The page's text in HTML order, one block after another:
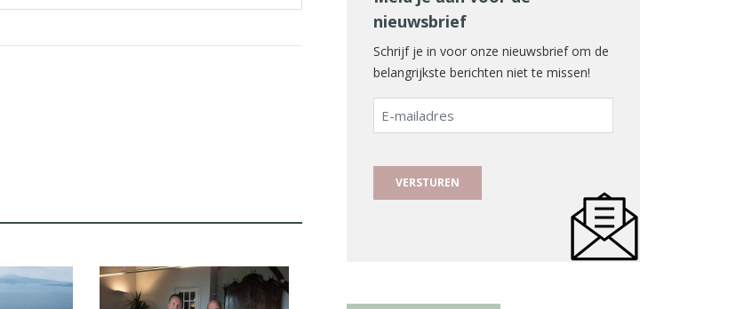
nieuwsbrief
Schrijf je in voor onze nieuwsbrief om de
belangrijkste berichten niet te missen!
E-
mailadres